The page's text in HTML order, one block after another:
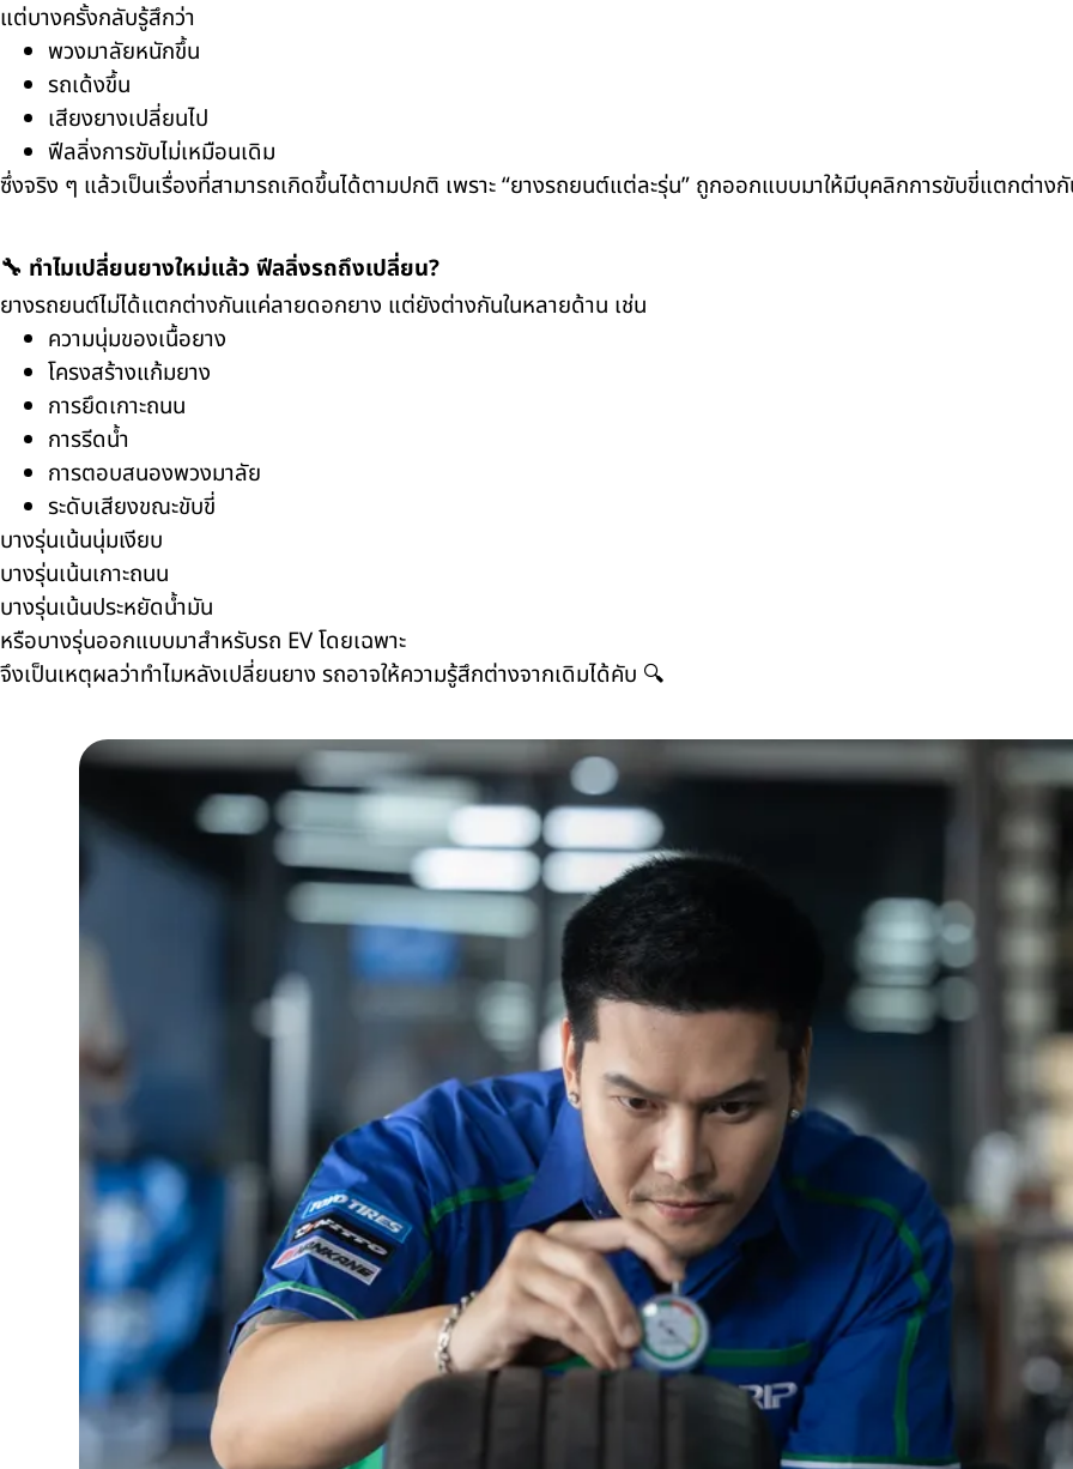
แต่บางครั้งกลับรู้สึกว่า
พวงมาลัยหนักขึ้น
รถเด้งขึ้น
เสียงยางเปลี่ยนไป
ฟีลลิ่งการขับไม่เหมือนเดิม
ซึ่งจริง ๆ แล้วเป็นเรื่องที่สามารถเกิดขึ้นได้ตามปกติ เพราะ “ยางรถยนต์แต่ละรุ่น” ถูกออกแบบมาให้มีบุคลิกการขับขี่แตกต่าง
🔧 ทำไมเปลี่ยนยางใหม่แล้ว ฟีลลิ่งรถถึงเปลี่ยน?
ยางรถยนต์ไม่ได้แตกต่างกันแค่ลายดอกยาง แต่ยังต่างกันในหลายด้าน เช่น
ความนุ่มของเนื้อยาง
โครงสร้างแก้มยาง
การยึดเกาะถนน
การรีดน้ำ
การตอบสนองพวงมาลัย
ระดับเสียงขณะขับขี่
บางรุ่นเน้นนุ่มเงียบ
บางรุ่นเน้นเกาะถนน
บางรุ่นเน้นประหยัดน้ำมัน
หรือบางรุ่นออกแบบมาสำหรับรถ EV โดยเฉพาะ
จึงเป็นเหตุผลว่าทำไมหลังเปลี่ยนยาง รถอาจให้ความรู้สึกต่างจากเดิมได้คับ 🔍